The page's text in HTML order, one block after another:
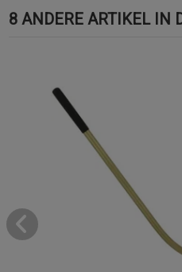
8 ANDERE ARTIKEL IN